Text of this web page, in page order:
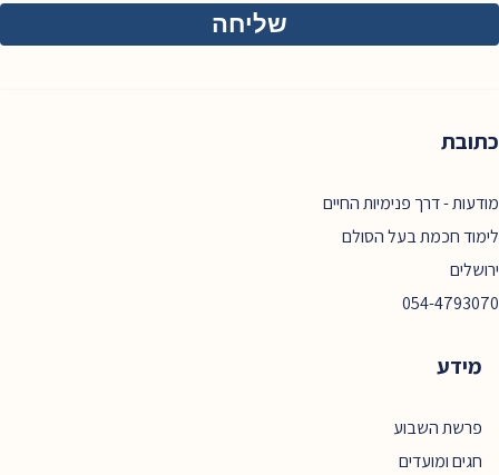
כתובת
מודעות - דרך פנימיות החיים
לימוד חכמת בעל הסולם
ירושלים
054-4793070
מידע
פרשת השבוע
חגים ומועדים